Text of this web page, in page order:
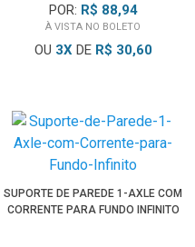
POR: R$ 88,94
À VISTA NO BOLETO
OU 3XDE R$ 30,60
SUPORTE DE PAREDE 1-AXLE COM
CORRENTE PARA FUNDO INFINITO